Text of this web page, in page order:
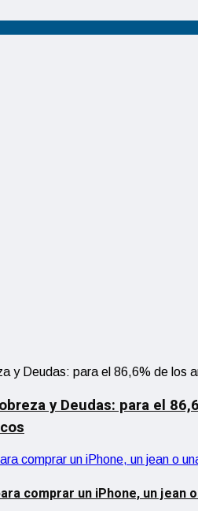
y Deudas: para el
comprar un iPhone, un